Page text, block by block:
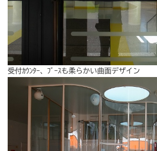
受付ｶｳﾝﾀｰ、ﾌﾞｰｽも柔らかい曲面デザイン